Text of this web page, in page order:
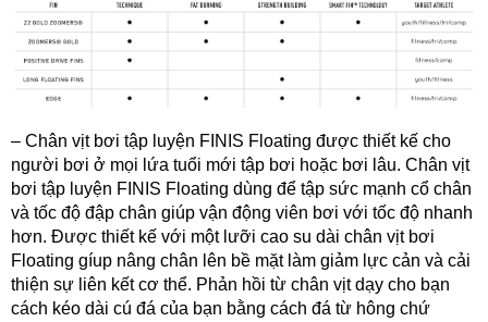
– Chân vịt bơi tập luyện FINIS Floating được thiết kế cho
người bơi ở mọi lứa tuổi mới tập bơi hoặc bơi lâu. Chân vịt
bơi tập luyện FINIS Floating dùng để tập sức mạnh cổ chân
và tốc độ đập chân giúp vận động viên bơi với tốc độ nhanh
hơn. Được thiết kế với một lưỡi cao su dài chân vịt bơi
Floating gíup nâng chân lên bề mặt làm giảm lực cản và cải
thiện sự liên kết cơ thể. Phản hồi từ chân vịt dạy cho bạn
cách kéo dài cú đá của bạn bằng cách đá từ hông chứ